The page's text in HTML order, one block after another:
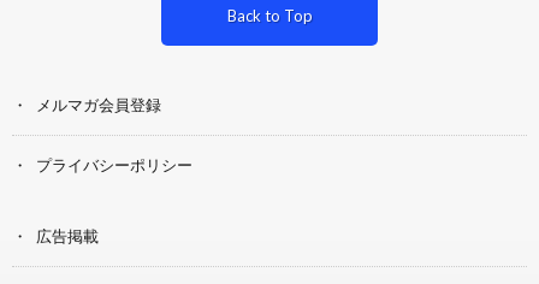
Back to Top
メルマガ会員登録
プライバシーポリシー
広告掲載